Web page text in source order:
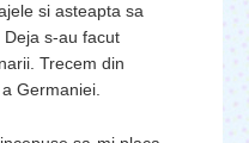
si asteapta sa
s-au facut
Trecem din
Germaniei.